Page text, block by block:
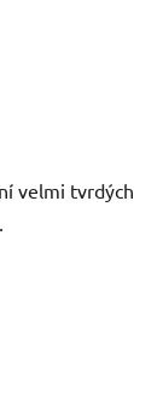
velmi tvrdých